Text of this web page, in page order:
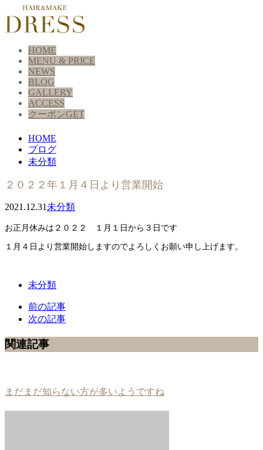
HOME
MENU & PRICE
NEWS
BLOG
GALLERY
ACCESS
クーポンGET
HOME
ブログ
未分類
２０２２年１月４日より営業開始
2021.12.31未分類
お正月休みは２０２２ １月１日から３日です
１月４日より営業開始しますのでよろしくお願い申し上げます。
未分類
前の記事
次の記事
関連記事
まだまだ知らない方が多いようですね